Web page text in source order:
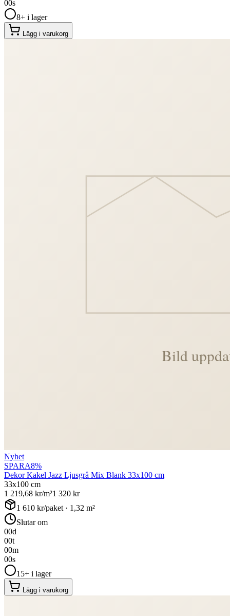
00s
8+ i lager
Lägg i varukorg
Nyhet
SPARA8%
Dekor Kakel Jazz Ljusgrå Mix Blank 33x100 cm
33x100 cm
1 219,68 kr/m²1 320 kr
1 610 kr/paket · 1,32 m²
Slutar om
00d
00t
00m
00s
15+ i lager
Lägg i varukorg